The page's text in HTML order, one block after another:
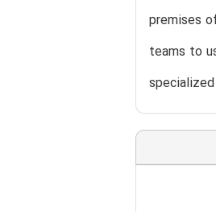
premises
teams to